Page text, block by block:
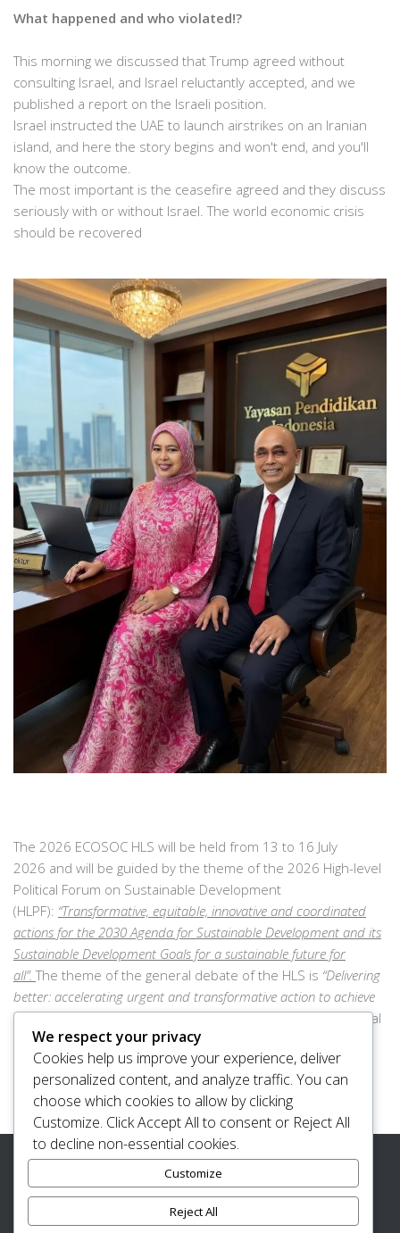
What happened and who violated!?
This morning we discussed that Trump agreed without
consulting Israel, and Israel reluctantly accepted, and we
published a report on the Israeli position.
Israel instructed the UAE to launch airstrikes on an Iranian
island, and here the story begins and won't end, and you'll
know the outcome.
The most important is the ceasefire agreed and they discuss
seriously with or without Israel. The world economic crisis
should be recovered
The 2026 ECOSOC HLS will be held from 13 to 16 July
2026 and will be guided by the theme of the 2026 High-level
Political Forum on Sustainable Development
(HLPF): “Transformative, equitable, innovative and coordinated
actions for the 2030 Agenda for Sustainable Development and its
Sustainable Development Goals for a sustainable future for
all”.The theme of the general debate of the HLS is “Delivering
better: accelerating urgent and transformative action to achieve
the SDGs by 2030”.The HLS includes the three-day ministerial
meeting of the HLPF, convened under the auspices of the
Council. More information on the HLPF is availablehere
We respect your privacy
Cookies help us improve your experience, deliver
personalized content, and analyze traffic. You can
choose which cookies to allow by clicking
Customize. ClickAccept Allto consent or Reject All
to decline non-essential cookies.
Customize
Reject All